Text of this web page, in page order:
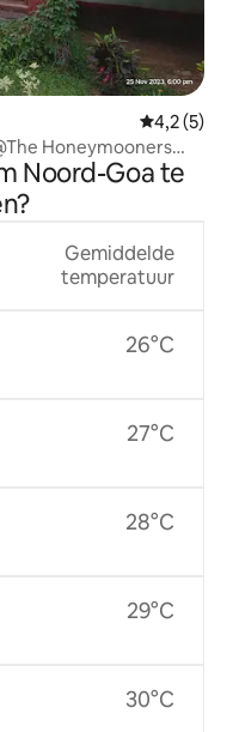
4,2 (5)
Honeymooners
Noord-Goa te
Gemiddelde
temperatuur
26°C
27°C
28°C
29°C
30°C